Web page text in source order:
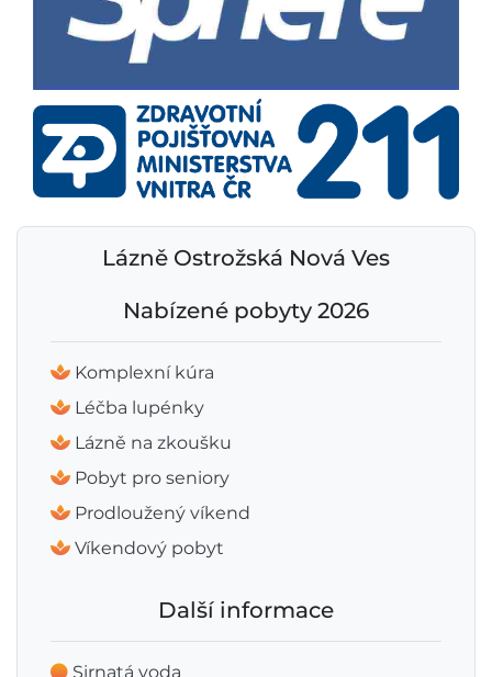
Lázně Ostrožská Nová Ves
Nabízené pobyty 2026
Komplexní kúra
Léčba lupénky
Lázně na zkoušku
Pobyt pro seniory
Prodloužený víkend
Víkendový pobyt
Další informace
Sirnatá voda